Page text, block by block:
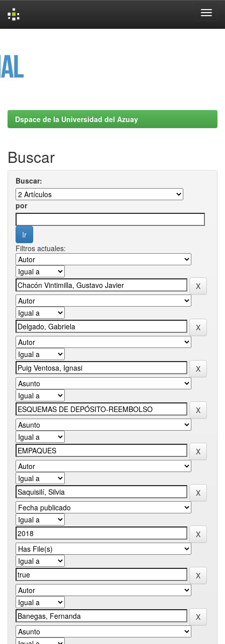
Dspace de la Universidad del Azuay
Buscar
Buscar:
por
Filtros actuales: